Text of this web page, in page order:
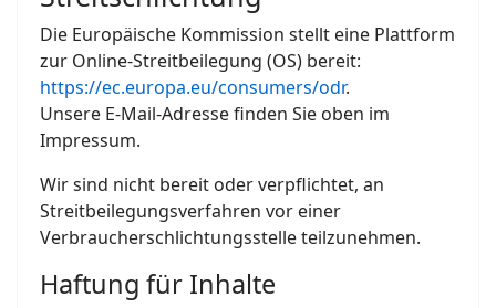
Die Europäische Kommission stellt eine Plattform
zur Online-Streitbeilegung (OS) bereit:
https://ec.europa.eu/consumers/odr.
Unsere E-Mail-Adresse finden Sie oben im
Impressum.
Wir sind nicht bereit oder verpflichtet, an
Streitbeilegungsverfahren vor einer
Verbraucherschlichtungsstelle teilzunehmen.
Haftung für Inhalte